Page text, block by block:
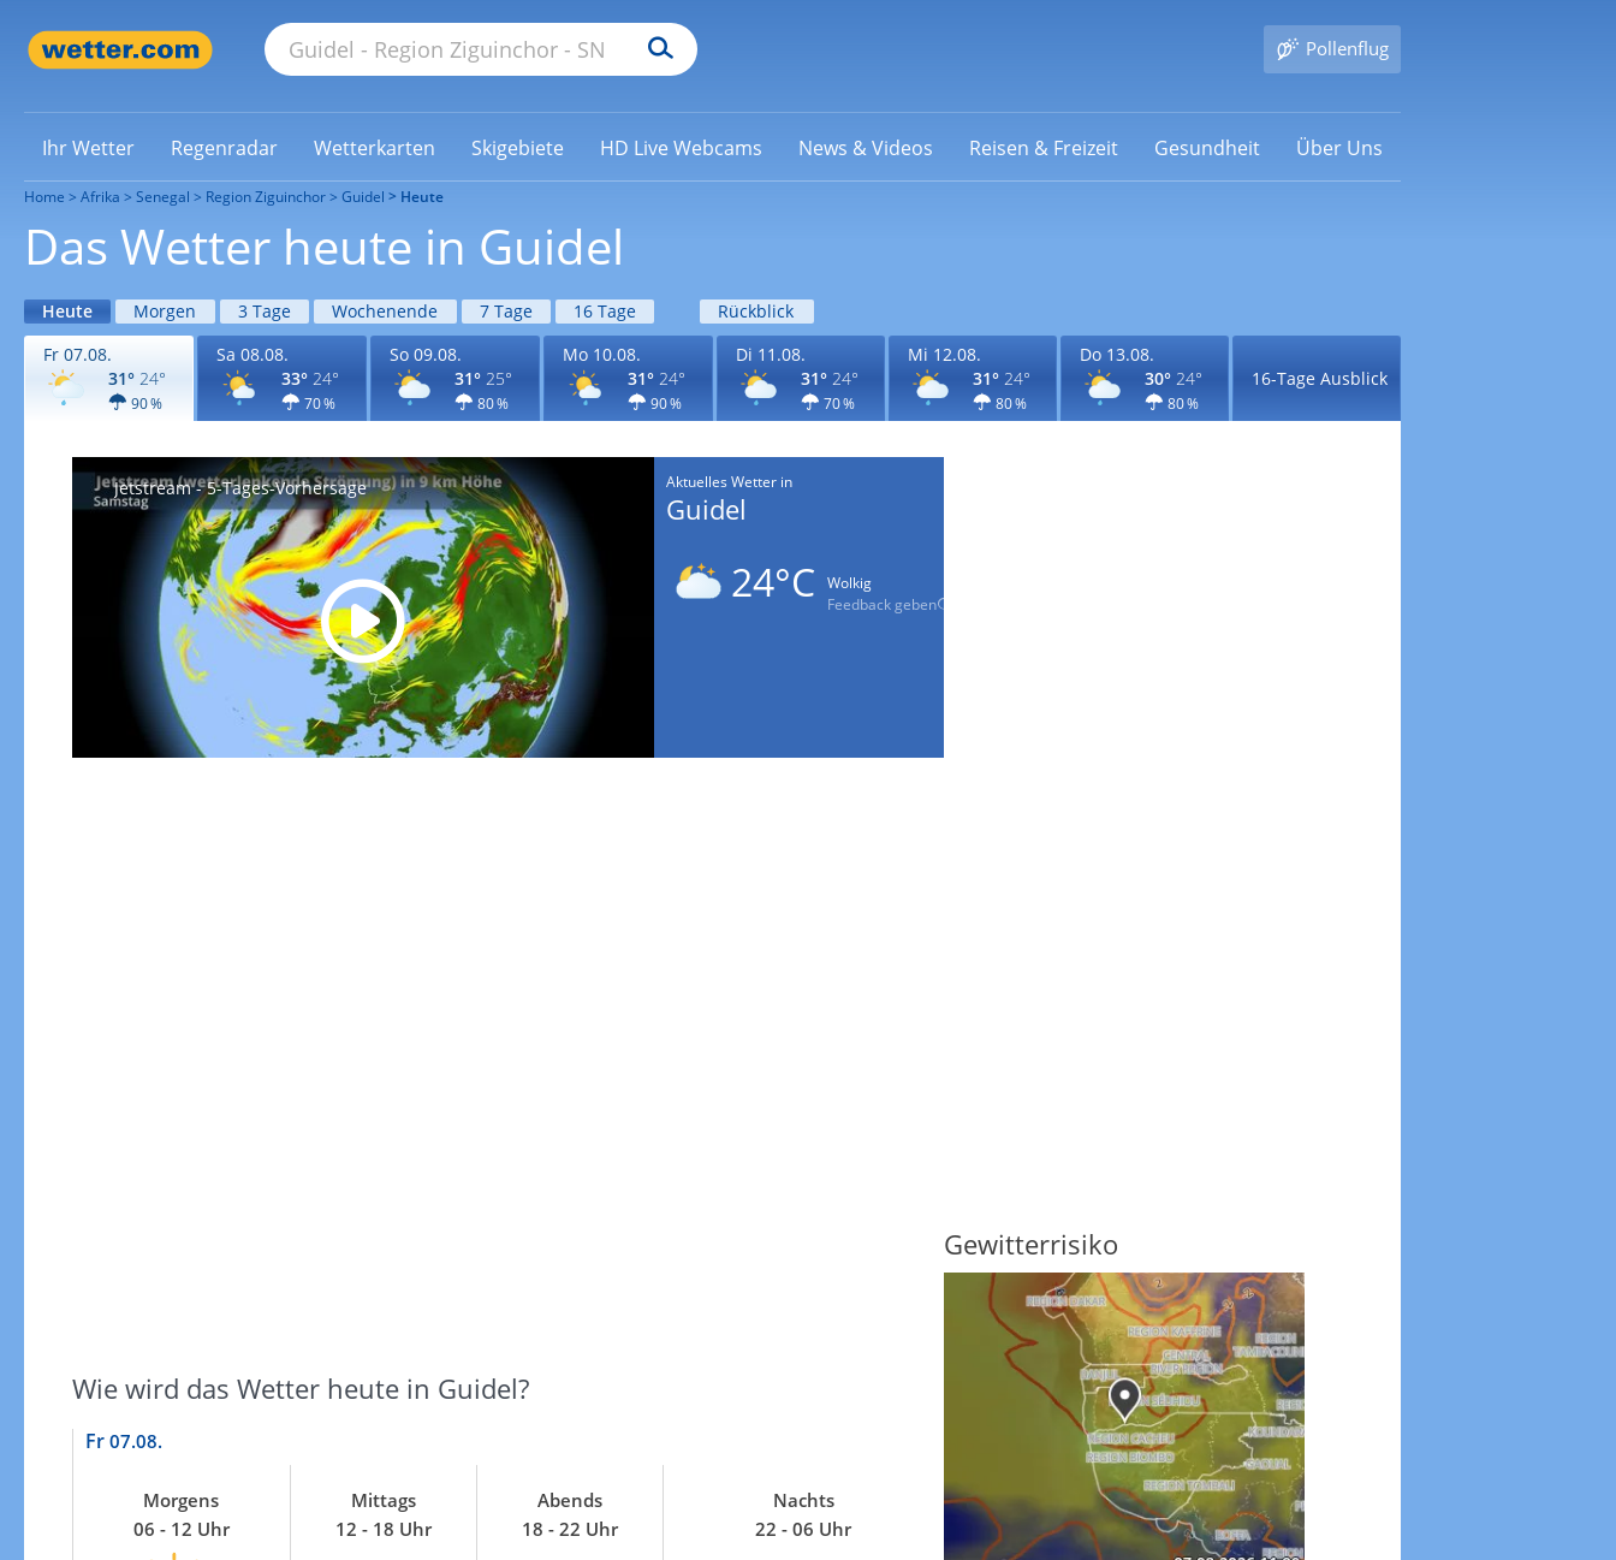
Pollenflug
Ihr Wetter Regenradar Wetterkarten Skigebiete HD Live Webcams News & Videos Reisen & Freizeit Gesundheit Über Uns
Home Afrika Senegal Region Ziguinchor Guidel Heute
Das Wetter heute in Guidel
Heute Morgen 3 Tage Wochenende 7 Tage 16 Tage
Rückblick
Fr 07.08.
31° 24°
90 %
Sa 08.08.
33° 24°
70 %
So 09.08.
31° 25°
80 %
Mo 10.08.
31° 24°
90 %
Di 11.08.
31° 24°
70 %
Mi 12.08.
31° 24°
80 %
Do 13.08.
30° 24°
80 %
16-Tage Ausblick
Jetstream - 5-Tages-Vorhersage Aktuelles Wetter in
Guidel
24°C
Wolkig
Feedback geben
Wie wird das Wetter heute in Guidel?
Fr 07.08.
Morgens
06 - 12 Uhr
Mittags
12 - 18 Uhr
Abends
18 - 22 Uhr
Nachts
22 - 06 Uhr
Windböen